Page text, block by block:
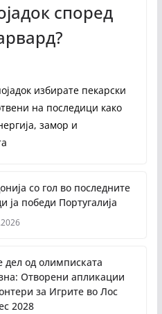
според
избирате пекарски
на последици како
замор и
со гол во последните
ја победи Португалија
дел од олимписката
Отворени апликации
за Игрите во Лос
2028